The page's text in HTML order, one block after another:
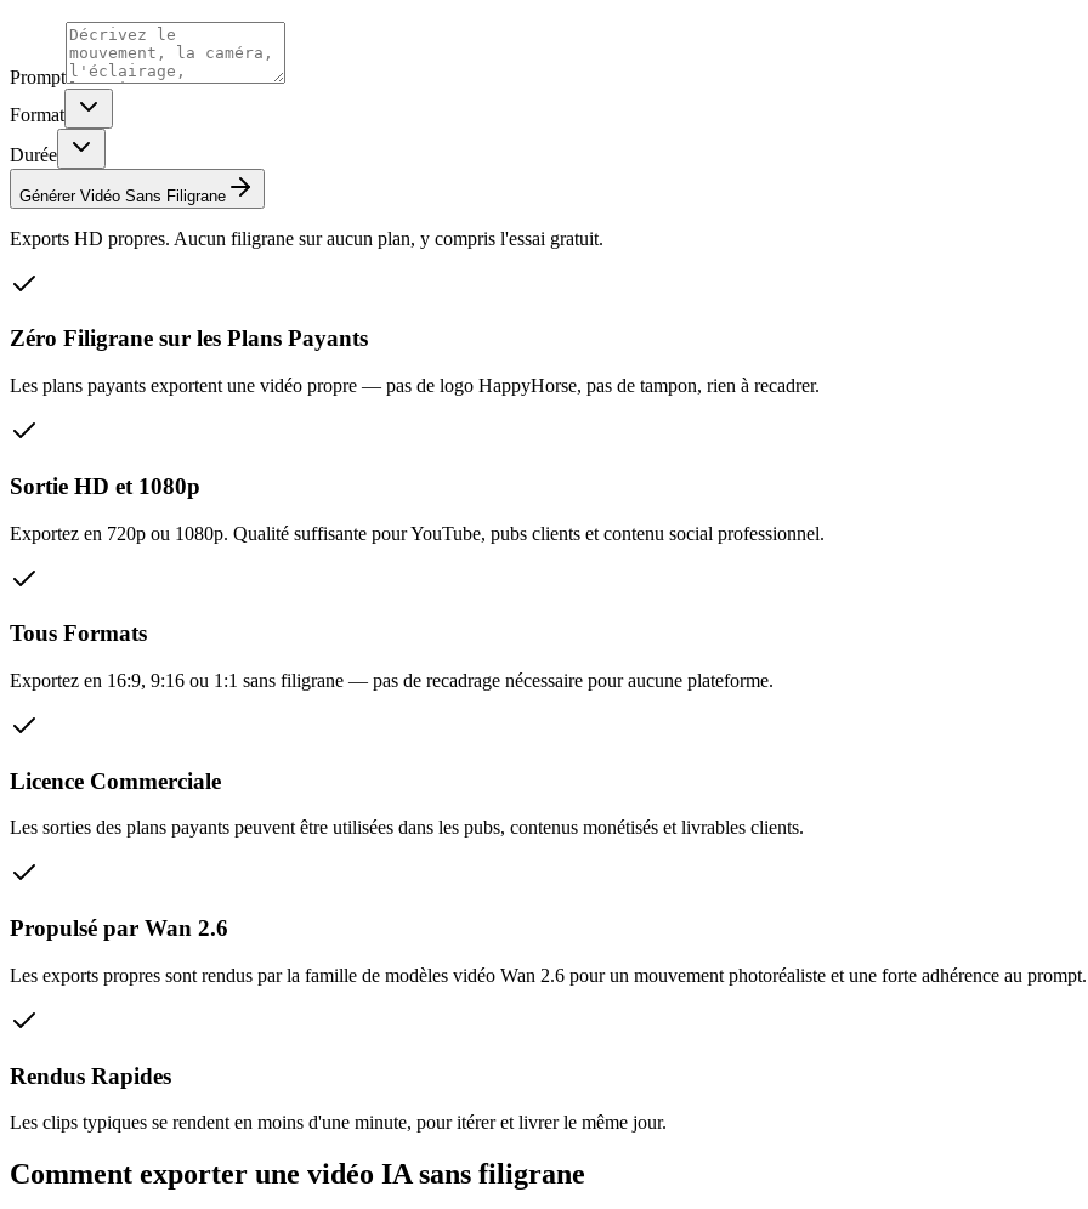
Prompt
Format
Durée
Générer Vidéo Sans Filigrane
Exports HD propres. Aucun filigrane sur aucun plan, y compris l'essai gratuit.
Zéro Filigrane sur les Plans Payants
Les plans payants exportent une vidéo propre — pas de logo HappyHorse, pas de tampon, rien à recadrer.
Sortie HD et 1080p
Exportez en 720p ou 1080p. Qualité suffisante pour YouTube, pubs clients et contenu social professionnel.
Tous Formats
Exportez en 16:9, 9:16 ou 1:1 sans filigrane — pas de recadrage nécessaire pour aucune plateforme.
Licence Commerciale
Les sorties des plans payants peuvent être utilisées dans les pubs, contenus monétisés et livrables clients.
Propulsé par Wan 2.6
Les exports propres sont rendus par la famille de modèles vidéo Wan 2.6 pour un mouvement photoréaliste et une forte adhérence au prompt.
Rendus Rapides
Les clips typiques se rendent en moins d'une minute, pour itérer et livrer le même jour.
Comment exporter une vidéo IA sans filigrane